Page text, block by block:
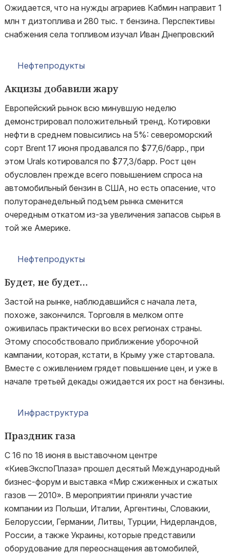
Ожидается, что на нужды аграриев Кабмин направит 1
млн т дизтоплива и 280 тыс. т бензина. Перспективы
снабжения села топливом изучал Иван Днепровский
Нефтепродукты
Акцизы добавили жару
Европейский рынок всю минувшую неделю
демонстрировал положительный тренд. Котировки
нефти в среднем повысились на 5%: североморский
сорт Brent 17 июня продавался по $77,6/барр., при
этом Urals котировался по $77,3/барр. Рост цен
обусловлен прежде всего повышением спроса на
автомобильный бензин в США, но есть опасение, что
полуторанедельный подъем рынка сменится
очередным откатом из-за увеличения запасов сырья в
той же Америке.
Нефтепродукты
Будет, не будет…
Застой на рынке, наблюдавшийся с начала лета,
похоже, закончился. Торговля в мелком опте
оживилась практически во всех регионах страны.
Этому способствовало приближение уборочной
кампании, которая, кстати, в Крыму уже стартовала.
Вместе с оживлением грядет повышение цен, и уже в
начале третьей декады ожидается их рост на бензины.
Инфраструктура
Праздник газа
С 16 по 18 июня в выставочном центре
«КиевЭкспоПлаза» прошел десятый Международный
бизнес-форум и выставка «Мир сжиженных и сжатых
газов — 2010». В мероприятии приняли участие
компании из Польши, Италии, Аргентины, Словакии,
Белоруссии, Германии, Литвы, Турции, Нидерландов,
России, а также Украины, которые представили
оборудование для переоснащения автомобилей,